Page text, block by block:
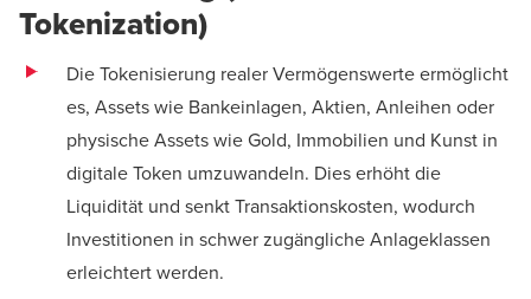
Tokenization)
Die Tokenisierung realer Vermögenswerte ermöglicht
es, Assets wie Bankeinlagen, Aktien, Anleihen oder
physische Assets wie Gold, Immobilien und Kunst in
digitale Token umzuwandeln. Dies erhöht die
Liquidität und senkt Transaktionskosten, wodurch
Investitionen in schwer zugängliche Anlageklassen
erleichtert werden.